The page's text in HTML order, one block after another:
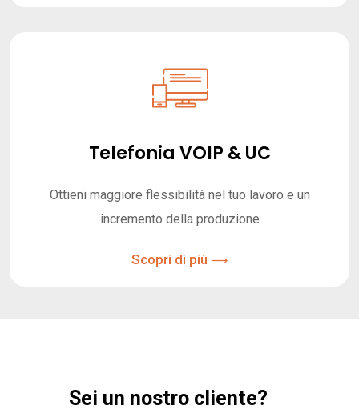
Telefonia VOIP & UC
Ottieni maggiore flessibilità nel tuo lavoro e un
incremento della produzione
Scopri di più
Sei un nostro cliente?